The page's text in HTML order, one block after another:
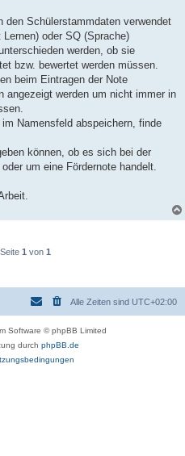
den Schülerstammdaten verwendet
oder SQ (Sprache)
werden, ob sie
bzw. bewertet werden müssen.
beim Eintragen der Note
angezeigt werden um nicht immer in
Namensfeld abspeichern, finde
können, ob es sich bei der
um eine Fördernote handelt.
1 von 1
Alle Zeiten sind UTC+02:00
Software © phpBB Limited
durch phpBB.de